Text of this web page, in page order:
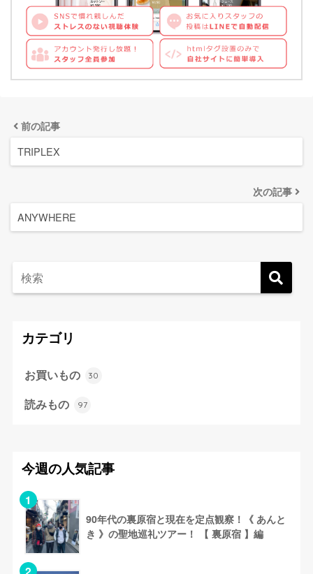
前の記事
TRIPLEX
次の記事
ANYWHERE
カテゴリ
お買いもの 30
読みもの 97
今週の人気記事
90年代の裏原宿と現在を定点観察！《 あんと
き 》の聖地巡礼ツアー！ 【 裏原宿 】編